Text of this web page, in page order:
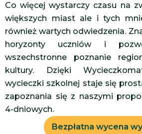
Co więcej wystarczy czasu na
większych miast ale i tych
również wartych odwiedzenia.
horyzonty uczniów i
wszechstronne poznanie
kultury. Dzięki
wycieczki szkolnej staje się
zapoznania się z naszymi
4-dniowych.
Bezpłatna wycena